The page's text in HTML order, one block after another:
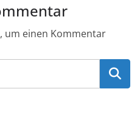
um einen Kommentar